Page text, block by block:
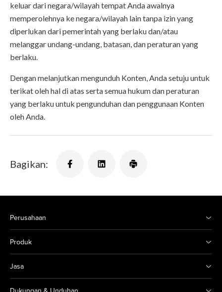
keluar dari negara/wilayah tempat Anda awalnya
memperolehnya ke negara/wilayah lain tanpa izin yang
diperlukan dari pemerintah yang berlaku dan/atau
melanggar undang-undang, batasan, dan peraturan yang
berlaku.
Dengan melanjutkan mengunduh Konten, Anda setuju untuk
terikat oleh hal di atas serta semua hukum dan peraturan
yang berlaku untuk pengunduhan dan penggunaan Konten
oleh Anda.
Bagikan:
Perusahaan
Produk
Jasa